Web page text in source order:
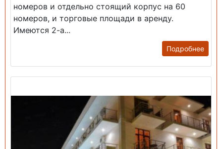
номеров и отдельно стоящий корпус на 60
номеров, и торговые площади в аренду.
Имеются 2-а...
Подробнее